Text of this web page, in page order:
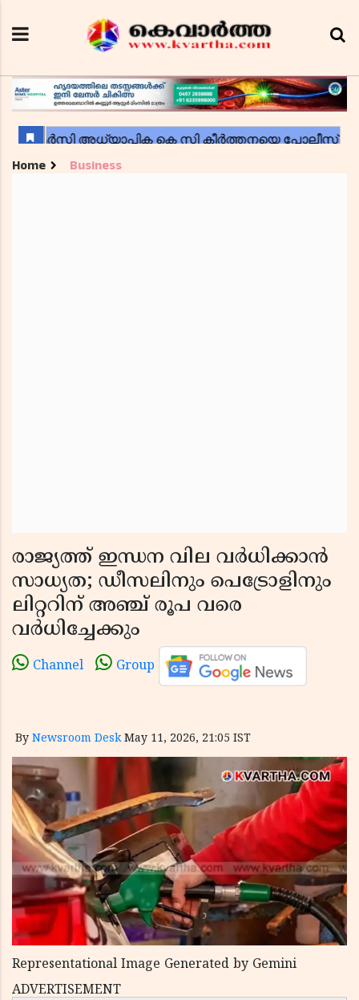
Home Business
രാജ്യത്ത് ഇന്ധന വില വർധിക്കാൻ
സാധ്യത; ഡീസലിനും പെട്രോളിനും
ലിറ്ററിന് അഞ്ച് രൂപ വരെ
വർധിച്ചേക്കും
Channel Group
By Newsroom Desk May 11, 2026, 21:05 IST
Representational Image Generated by Gemini
ADVERTISEMENT